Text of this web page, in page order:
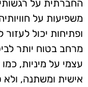
החברתית על
משפיעות על
ופתיחות יכול
מרחב בטוח יותר
עצמי על מיניות,
אישית ומשתנה,